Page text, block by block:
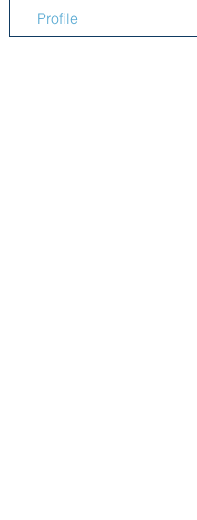
Profile